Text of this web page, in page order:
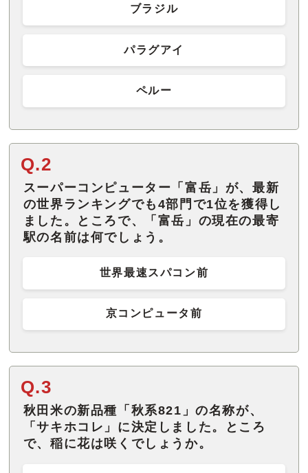
ブラジル
パラグアイ
ペルー
Q.2
スーパーコンピューター「富岳」が、最新
の世界ランキングでも4部門で1位を獲得し
ました。ところで、「富岳」の現在の最寄
駅の名前は何でしょう。
世界最速スパコン前
京コンピュータ前
Q.3
秋田米の新品種「秋系821」の名称が、
「サキホコレ」に決定しました。ところ
で、稲に花は咲くでしょうか。